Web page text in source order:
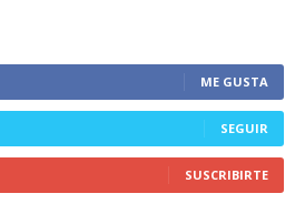
ME GUSTA
SEGUIR
SUSCRIBIRTE